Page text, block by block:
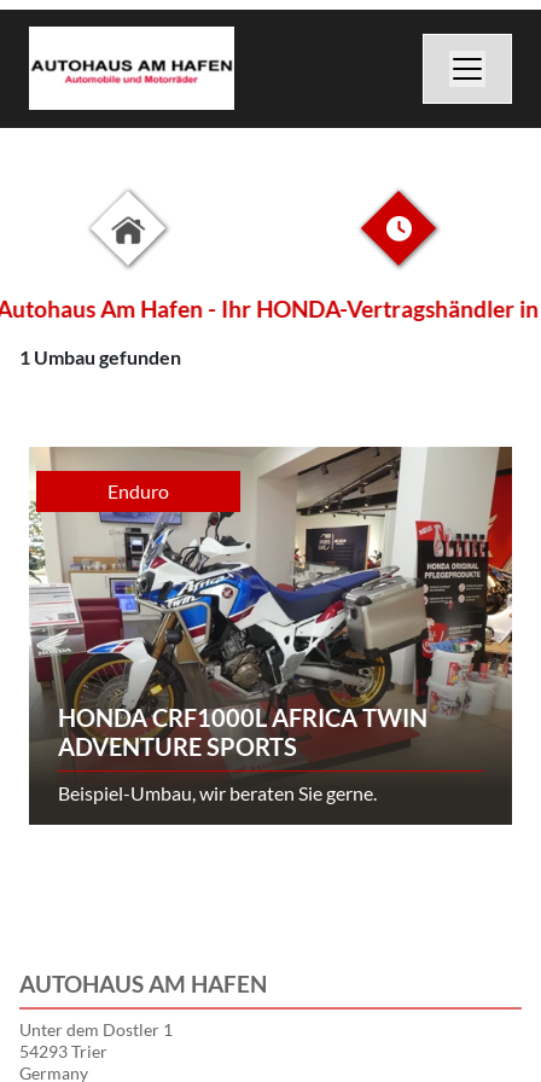
Am Hafen - Ihr HONDA-Vertragshändler in
1 Umbau gefunden
Enduro
HONDA CRF1000L AFRICA TWIN
ADVENTURE SPORTS
Beispiel-Umbau, wir beraten Sie gerne.
AUTOHAUS AM HAFEN
Unter dem Dostler 1
54293 Trier
Germany